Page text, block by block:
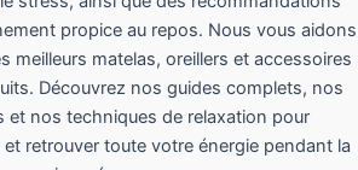
propice au repos. Nous vous aidons
meilleurs matelas, oreillers et accessoires
Découvrez nos guides complets, nos
et nos techniques de relaxation pour
retrouver toute votre énergie pendant la